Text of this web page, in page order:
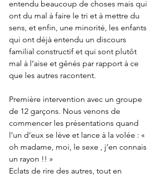
entendu beaucoup de choses mais qui
ont du mal à faire le tri et à mettre du
sens, et enfin, une minorité, les enfants
qui ont déjà entendu un discours
familial constructif et qui sont plutôt
mal à l’aise et gênés par rapport à ce
que les autres racontent.
Première intervention avec un groupe
de 12 garçons. Nous venons de
commencer les présentations quand
l’un d’eux se lève et lance à la volée : «
oh madame, moi, le sexe , j’en connais
un rayon !! »
Eclats de rire des autres, tout en